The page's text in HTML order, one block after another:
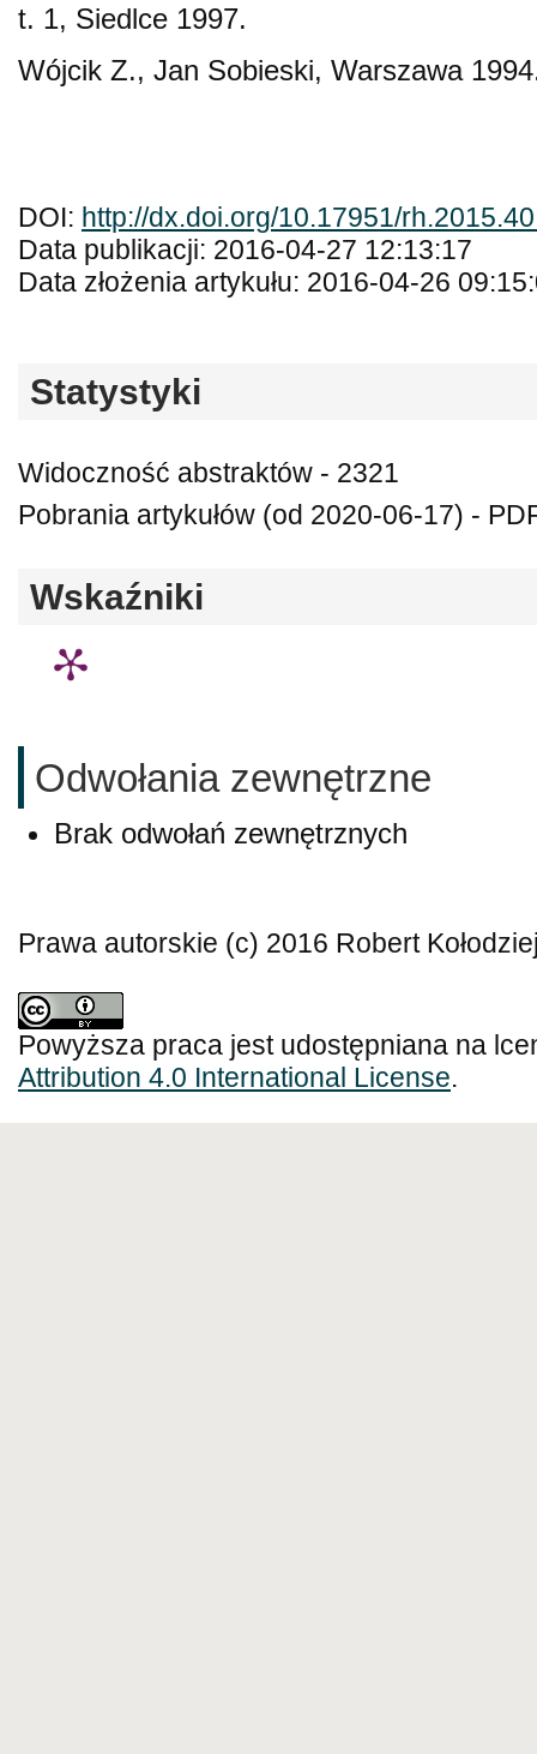
t. 1, Siedlce 1997.
Wójcik Z., Jan Sobieski, Warszawa
DOI: http://dx.doi.org/10.17951/
Data publikacji: 2016-04-27 12:13:17
Data złożenia artykułu: 2016-04-26
Statystyki
Widoczność abstraktów - 2321
Pobrania artykułów (od 2020-06-17) -
Wskaźniki
Odwołania zewnętrzne
Brak odwołań zewnętrznych
Prawa autorskie (c) 2016 Robert
Powyższa praca jest udostępniana na
Attribution 4.0 International License.